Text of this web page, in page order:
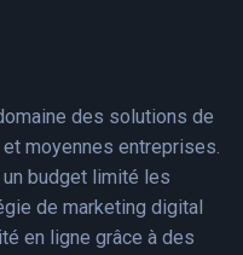
des solutions de
moyennes entreprises.
budget limité les
de marketing digital
en ligne grâce à des